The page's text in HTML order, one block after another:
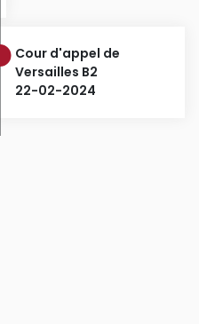
Cour d'appel de
Versailles B2
22-02-2024